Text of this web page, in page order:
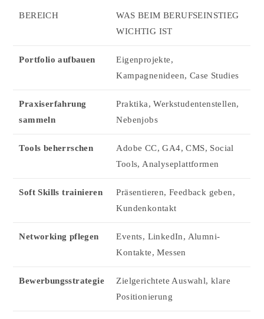
BEREICH
WAS BEIM BERUFSEINSTIEG
WICHTIG IST
Portfolio aufbauen
Eigenprojekte,
Kampagnenideen, Case Studies
Praxiserfahrung
sammeln
Praktika, Werkstudentenstellen,
Nebenjobs
Tools beherrschen
Adobe CC, GA4, CMS, Social
Tools, Analyseplattformen
Soft Skills trainieren
Präsentieren, Feedback geben,
Kundenkontakt
Networking pflegen
Events, LinkedIn, Alumni-
Kontakte, Messen
Bewerbungsstrategie
Zielgerichtete Auswahl, klare
Positionierung